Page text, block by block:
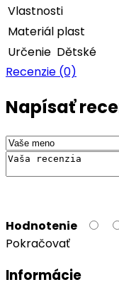
Vlastnosti
Materiál plast
Určenie Dětské
Recenzie (0)
Napísať
Hodnotenie
Pokračovať
Informácie